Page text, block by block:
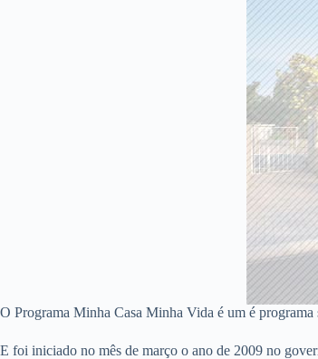
O Programa Minha Casa Minha Vida é um é
E foi iniciado no mês de março o ano de 2009 no